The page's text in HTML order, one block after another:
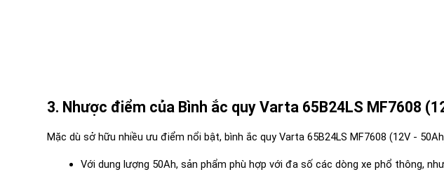
3. Nhược điểm của Bình ắc quy Varta 65B24LS MF7608
Mặc dù sở hữu nhiều ưu điểm nổi bật, bình ắc quy Varta 65B24LS MF7608 (12V -
Với dung lượng 50Ah, sản phẩm phù hợp với đa số các dòng xe phổ thông,